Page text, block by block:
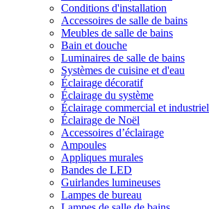
Conditions d'installation
Accessoires de salle de bains
Meubles de salle de bains
Bain et douche
Luminaires de salle de bains
Systèmes de cuisine et d'eau
Éclairage décoratif
Éclairage du système
Éclairage commercial et industriel
Éclairage de Noël
Accessoires d’éclairage
Ampoules
Appliques murales
Bandes de LED
Guirlandes lumineuses
Lampes de bureau